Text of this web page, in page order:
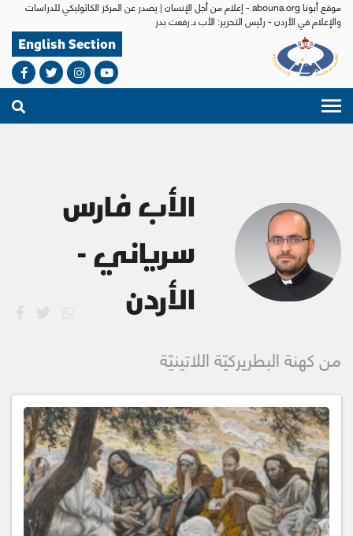
موقع أبونا abouna.org - إعلام من أجل الإنسان | يصدر عن المركز الكاثوليكي للدراسات
والإعلام في الأردن - رئيس التحرير: الأب د.رفعت بدر
English Section
الأب فارس
سرياني -
الأردن
من كهنة البطريركيّة اللاتينيّة